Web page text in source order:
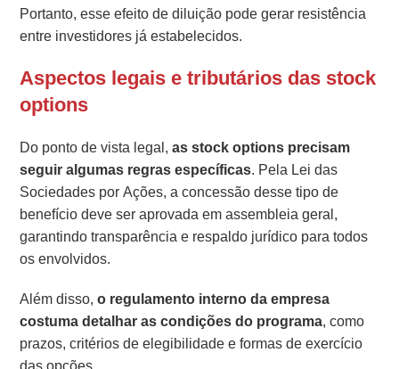
Portanto, esse efeito de diluição pode gerar resistência
entre investidores já estabelecidos.
Aspectos legais e tributários das stock
options
Do ponto de vista legal,as stock options precisam
seguir algumas regras específicas. Pela Lei das
Sociedades por Ações, a concessão desse tipo de
benefício deve ser aprovada em assembleia geral,
garantindo transparência e respaldo jurídico para todos
os envolvidos.
Além disso,o regulamento interno da empresa
costuma detalhar as condições do programa, como
prazos, critérios de elegibilidade e formas de exercício